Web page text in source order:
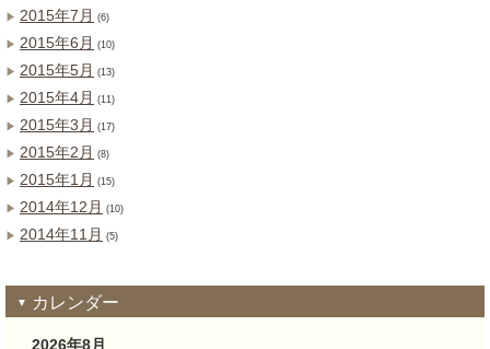
2015年7月 (6)
2015年6月 (10)
2015年5月 (13)
2015年4月 (11)
2015年3月 (17)
2015年2月 (8)
2015年1月 (15)
2014年12月 (10)
2014年11月 (5)
カレンダー
2026年8月